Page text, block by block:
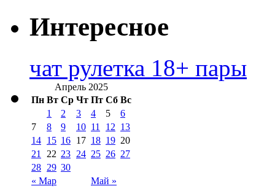
Интересное
чат рулетка 18+ пары
Апрель 2025
Пн Вт Ср Чт Пт Сб Вс
« Мар Май »
1 2 3 4 5
6
7
8 9 10 11 12 13
14 15 16 17 18 19 20
21
22 23 24 25 26 27
28 29 30